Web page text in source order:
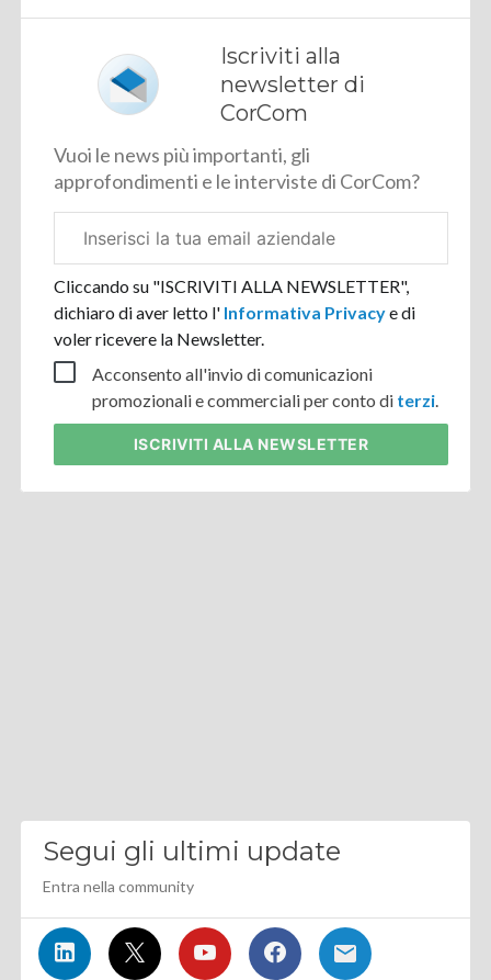
Iscriviti alla
newsletter di
CorCom
Vuoi le news più importanti, gli
approfondimenti e le interviste di CorCom?
aziendale
Cliccando su "ISCRIVITI ALLA NEWSLETTER",
dichiaro di aver letto l' Informativa Privacye di
voler ricevere la Newsletter.
Acconsento all'invio di comunicazioni
promozionali e commerciali per conto di terzi.
ISCRIVITI ALLA NEWSLETTER
Segui gli ultimi update
Entra nella community